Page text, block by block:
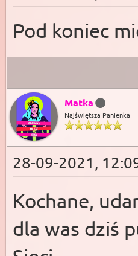
Pod koniec
Matka
Najświętsza Panienka
28-09-2021,
Kochane,
dla was dziś